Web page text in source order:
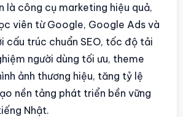
là công cụ marketing hiệu quả,
viên từ Google, Google Ads và
cấu trúc chuẩn SEO, tốc độ tải
người dùng tối ưu, theme
ảnh thương hiệu, tăng tỷ lệ
nền tảng phát triển bền vững
Nhật.